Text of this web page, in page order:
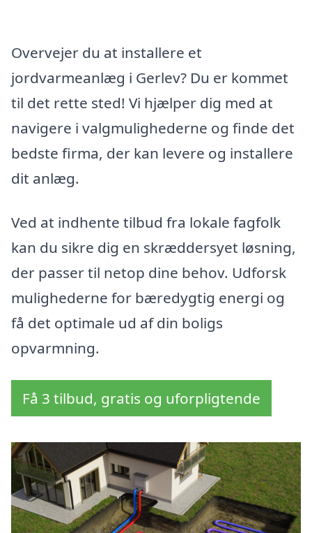
Overvejer du at installere et
jordvarmeanlæg i Gerlev? Du er kommet
til det rette sted! Vi hjælper dig med at
navigere i valgmulighederne og finde det
bedste firma, der kan levere og installere
dit anlæg.
Ved at indhente tilbud fra lokale fagfolk
kan du sikre dig en skræddersyet løsning,
der passer til netop dine behov. Udforsk
mulighederne for bæredygtig energi og
få det optimale ud af din boligs
opvarmning.
Få 3 tilbud, gratis og uforpligtende